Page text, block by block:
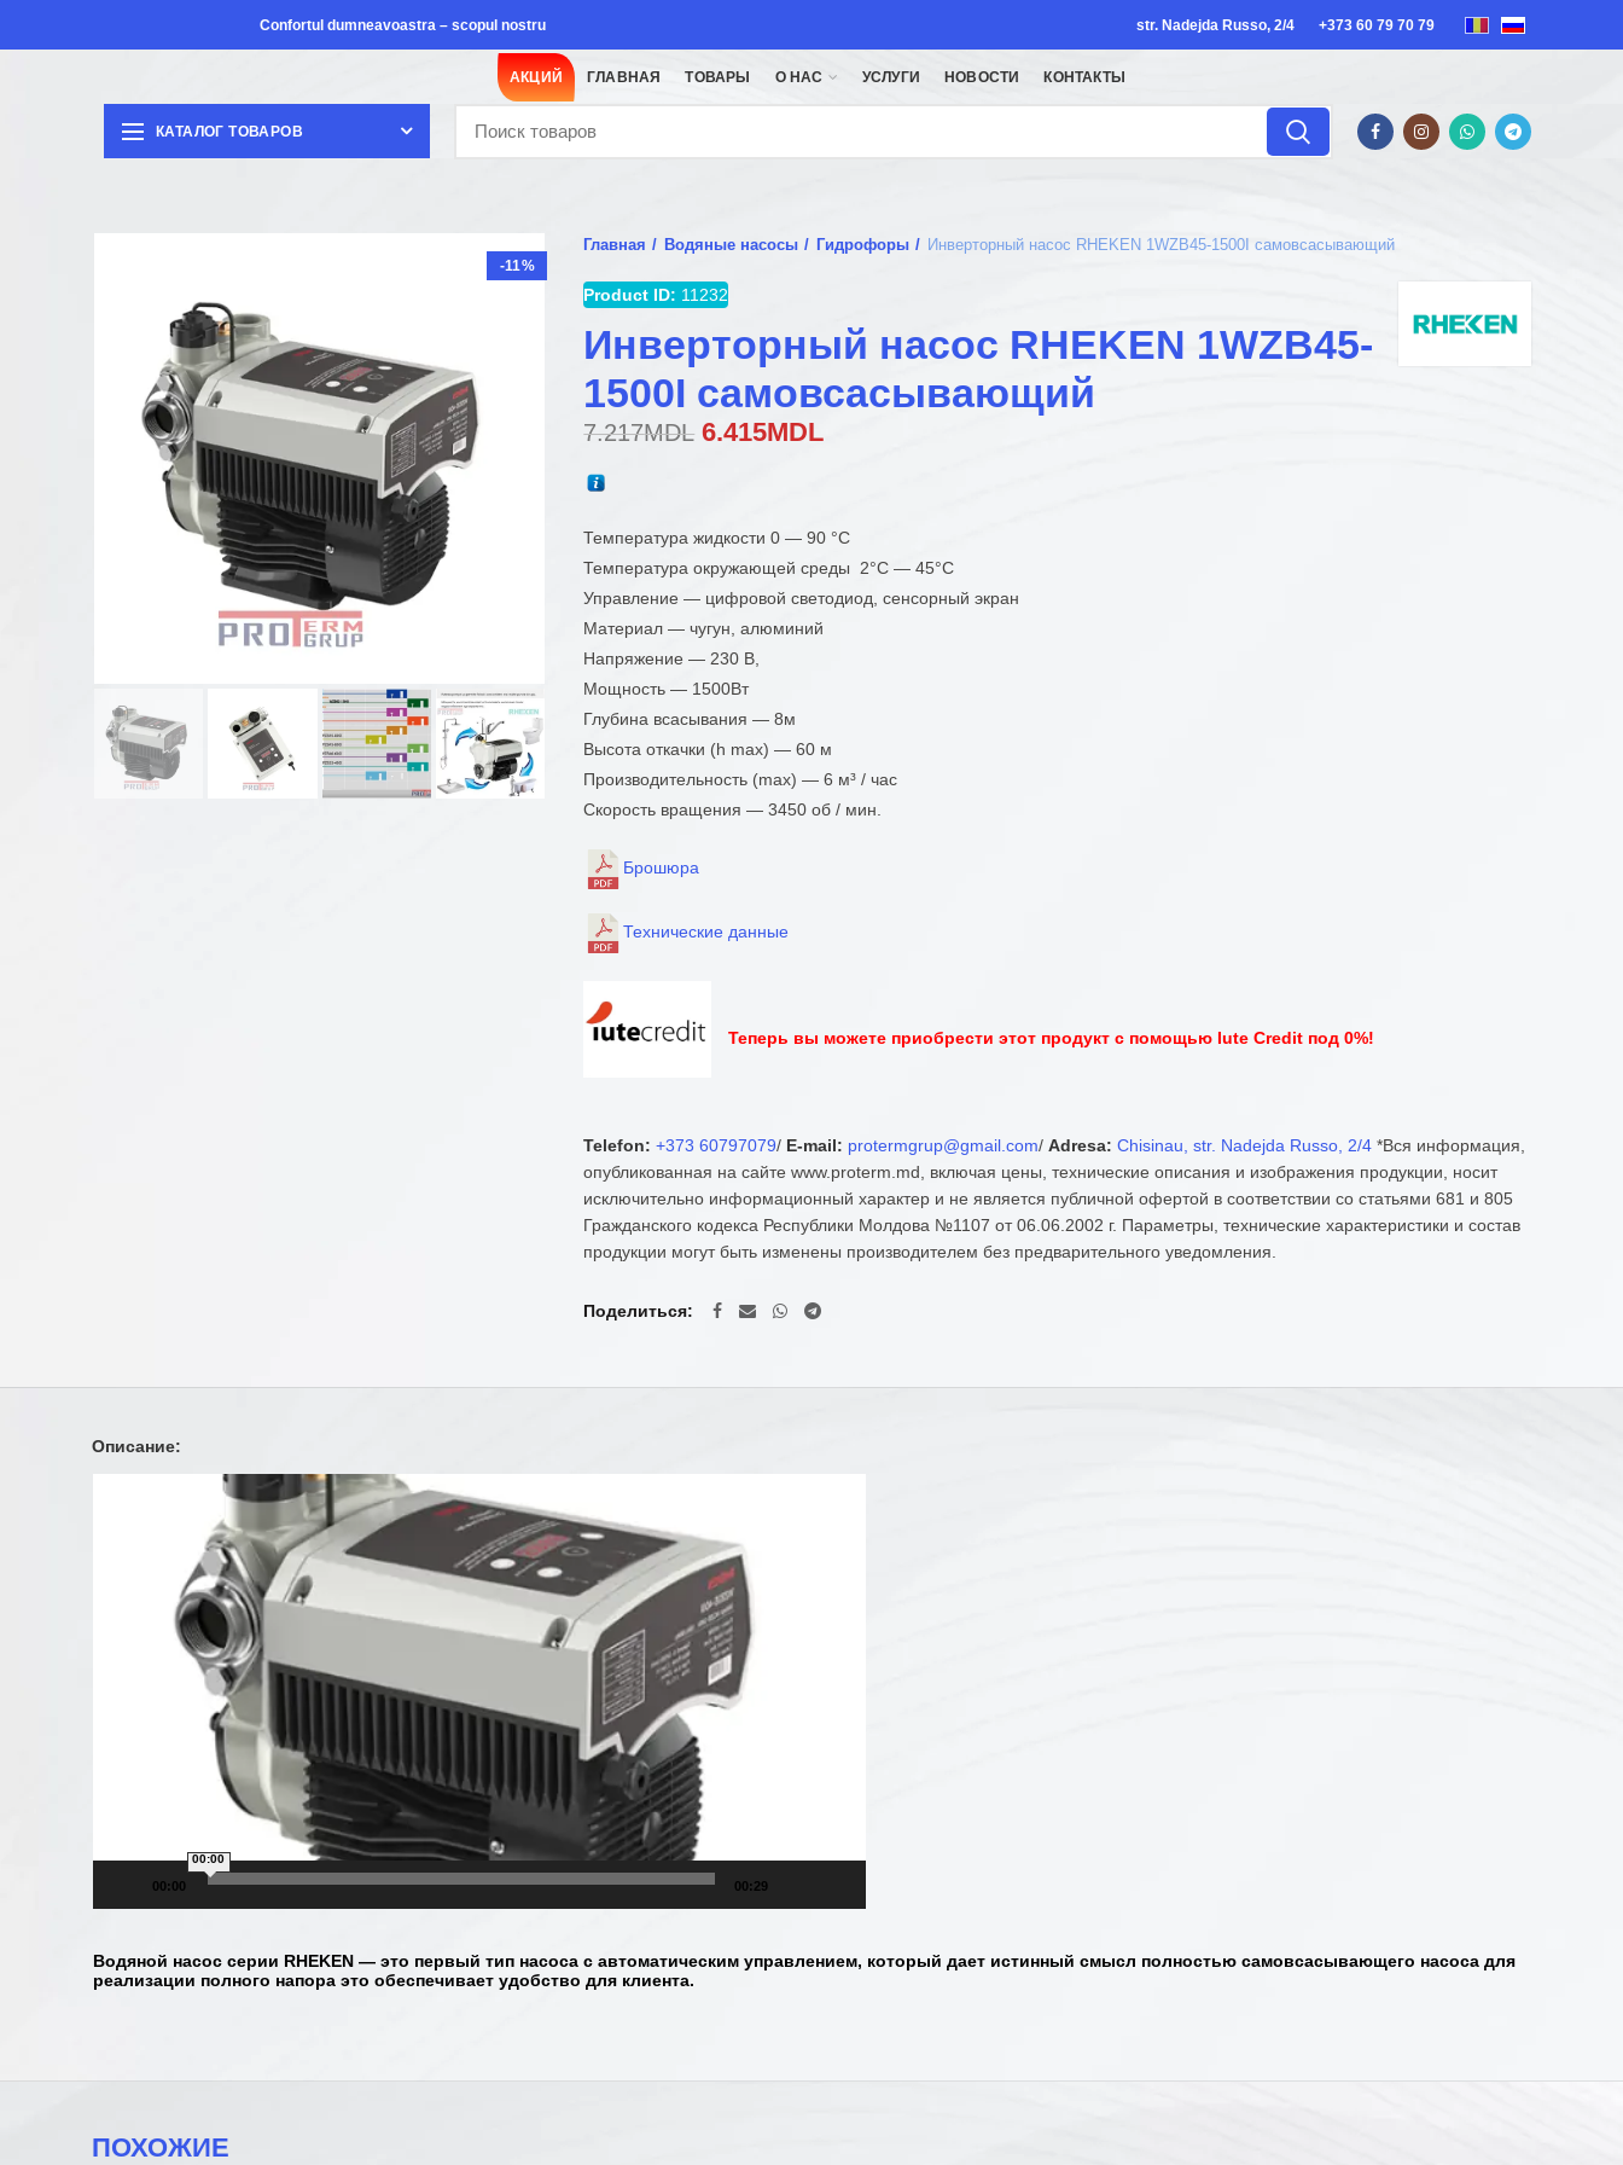
Confortul dumneavoastra – scopul nostru str. Nadejda Russo, 2/4 +373 60 79 70 79
АКЦИЙ ГЛАВНАЯ ТОВАРЫ О НАС УСЛУГИ НОВОСТИ КОНТАКТЫ
КАТАЛОГ ТОВАРОВ
-11%
Главная Водяные насосы Гидрофоры Инверторный насос RHEKEN 1WZB45-1500I самовсасывающий
Product ID: 11232
Инверторный насос RHEKEN 1WZB45-
1500I самовсасывающий
7.217MDL Первоначальная
7.217MDL.
6.415MDLТекущая
Температура жидкости 0 — 90 °C
Температура окружающей среды 2°C — 45°C
Управление — цифровой светодиод, сенсорный экран
Материал — чугун, алюминий
Напряжение — 230 В,
Мощность — 1500Вт
Глубина всасывания — 8м
Высота откачки (h max) — 60 м
Производительность (max) — 6 м³ / час
Скорость вращения — 3450 об / мин.
Брошюра
Технические данные
Теперь вы можете приобрести этот продукт с помощью Iute Credit под 0%!
Telefon: +373 60797079/ E-mail: protermgrup@gmail.com/Adresa: Chisinau, str. Nadejda Russo, 2/4 *Вся информация,
опубликованная на сайте www.proterm.md, включая цены, технические описания и изображения продукции, носит
исключительно информационный характер и не является публичной офертой в соответствии со статьями 681 и 805
Гражданского кодекса Республики Молдова №1107 от 06.06.2002 г. Параметры, технические характеристики и состав
продукции могут быть изменены производителем без предварительного уведомления.
Поделиться
Описание:
00:00
00:00
00:29
Водяной насос серии RHEKEN — это первый тип насоса с автоматическим управлением, который дает истинный смысл полностью самовсасывающего насоса для
реализации полного напора это обеспечивает удобство для клиента.
ПОХОЖИЕ